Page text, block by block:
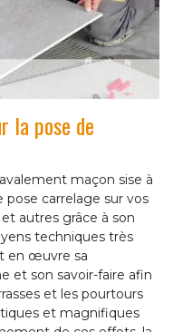
la pose de
maçon sise à
carrelage sur vos
autres grâce à son
techniques très
en œuvre sa
et son savoir-faire afin
et les pourtours
et magnifiques